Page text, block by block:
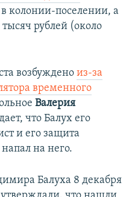
в колонии-поселении, а
рублей (около
возбуждено из-за
временного
Валерия
что Балух его
и его защита
на него.
Балуха 8 декабря